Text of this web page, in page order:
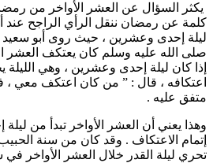
يكثر السؤال عن العشر الأواخر من
كلمة عن رمضان ننقل الرأي الراجح عند
ليلة إحدى وعشرين ، حيث روى أبو
صلى الله عليه وسلم كان يعتكف
إذا كان ليلة إحدى وعشرين ، وهي
اعتكافه ، قال : ” من كان اعتكف معي ،
متفق عليه .
وهذا يعني أن العشر الأواخر تبدأ من
إتمام الاعتكاف . وقد كان من سنة
تحري ليلة القدر خلال العشر الأواخر